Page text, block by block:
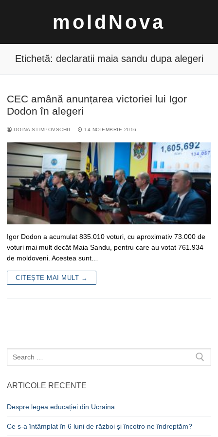
moldNova
Caută
Etichetă: declaratii maia sandu dupa alegeri
CEC amână anunțarea victoriei lui Igor
Dodon în alegeri
DOINA STIMPOVSCHII 14 NOIEMBRIE 2016
Igor Dodon a acumulat 835.010 voturi, cu aproximativ 73.000 de
voturi mai mult decât Maia Sandu, pentru care au votat 761.934
de moldoveni. Acestea sunt…
CITEȘTE MAI MULT →
Caută
după:
ARTICOLE RECENTE
Despre legea educației din Ucraina
Ce s-a întâmplat în 6 luni de război și încotro ne îndreptăm?